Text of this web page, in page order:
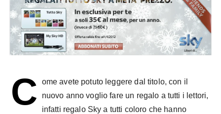
C
ome avete potuto leggere dal titolo, con il
nuovo anno voglio fare un regalo a tutti i lettori,
infatti regalo Sky a tutti coloro che hanno